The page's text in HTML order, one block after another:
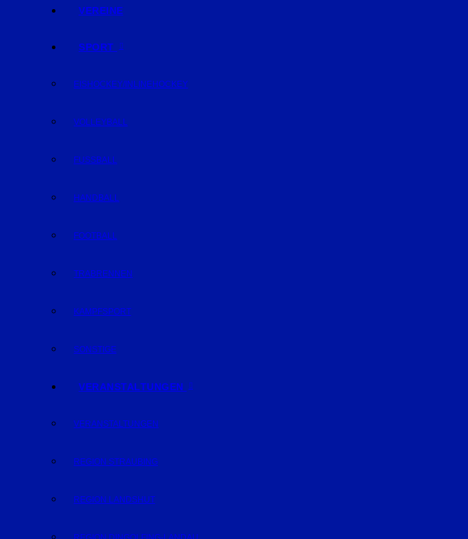
VEREINE
SPORT
EISHOCKEY/INLINEHOCKEY
VOLLEYBALL
FUSSBALL
HANDBALL
FOOTBALL
TRABRENNEN
KAMPFSPORT
SONSTIGE
VERANSTALTUNGEN
VERANSTALTUNGEN
REGION STRAUBING
REGION LANDSHUT